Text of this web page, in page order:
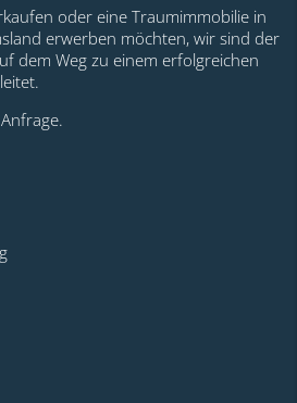
oder eine Traumimmobilie in
erwerben möchten, wir sind der
dem Weg zu einem erfolgreichen